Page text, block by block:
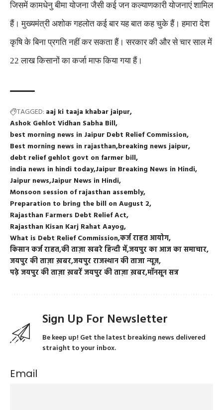
जिसमें कामधेनु बीमा योजना जैसी कई जन कल्याणकारी योजनाएं शामिल
हैं। मुख्यमंत्री अशोक गहलोत कई बार यह बात कह चुके हैं। हमारा देश
कृषि के बिना प्रगति नहीं कर सकता हैं। सरकार की और से चार साल में
22 लाख किसानों का कर्जा माफ किया गया हैं।
TAGGED: aaj ki taaja khabar jaipur
Ashok Gehlot Vidhan Sabha Bill
best morning news in Jaipur Debt Relief Commission
Best morning news in rajasthan breaking news jaipur
debt relief gehlot govt on farmer bill
india news in hindi today Jaipur Breaking News in Hindi
Jaipur news Jaipur News in Hindi
Monsoon session of rajasthan assembly
Preparation to bring the bill on August 2
Rajasthan Farmers Debt Relief Act
Rajasthan Kisan Karj Rahat Aayog
What is Debt Relief Commissionकर्ज राहत आयोग
किसान कर्ज राहतकी ताज़ा खबरे हिन्दी मेंजयपुर का आज का समाचार
जयपुर की ताज़ा ख़बरजयपुर राजस्थान की ताजा न्यूज़
पढ़े जयपुर की ताज़ा ख़बरें जयपुर की ताज़ा ख़बरमॉनसून सत्र
Sign Up For Newsletter
Be keep up! Get the latest breaking news delivered
straight to your inbox.
Email